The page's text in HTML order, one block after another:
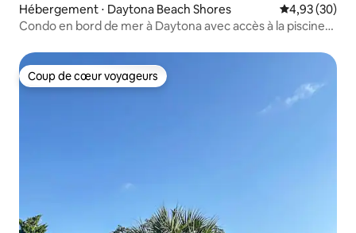
Hébergement ⋅ Daytona Beach Shores Évaluation
4,93 (30)
Condo en bord de mer à Daytona avec accès à la piscine
Coup de cœur voyageurs
Coup de cœur voyageurs